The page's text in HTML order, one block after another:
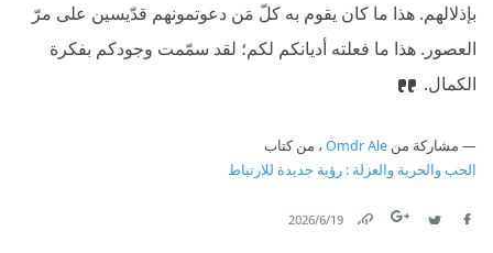
بإذلالهم. هذا ما كان يقوم به كلّ مَن دعوتمونهم قدّيسين على مرّ
العصور. هذا ما فعلته أديانكم لكم؛ لقد سمّمت وجودكم بفكرة
الكمال.
مشاركة من Omdr Ale ، من كتاب
الحب والحرية والعزلة : رؤية جديدة للارتباط
19‏/6‏/2026